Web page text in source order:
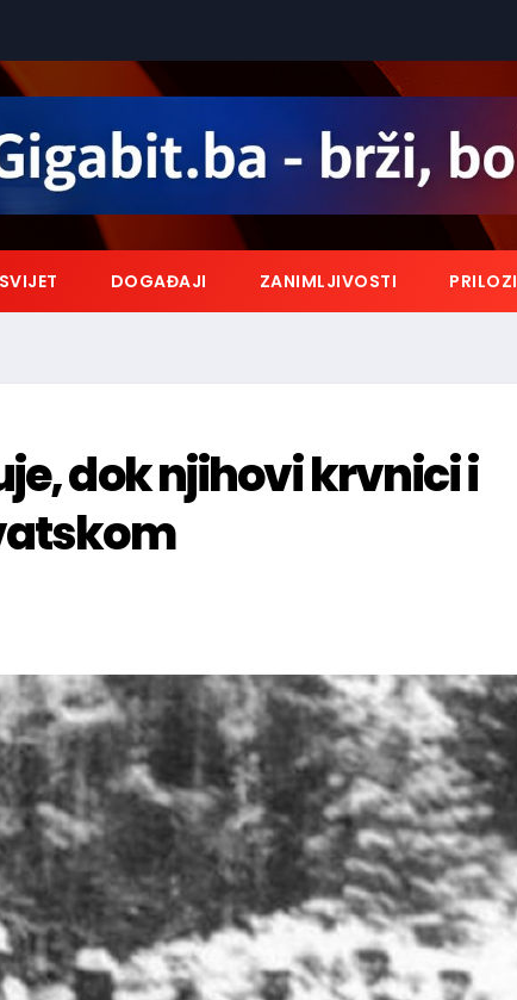
SVIJET DOGAĐAJI ZANIMLJIVOSTI PRILOZI
dok njihovi krvnici i